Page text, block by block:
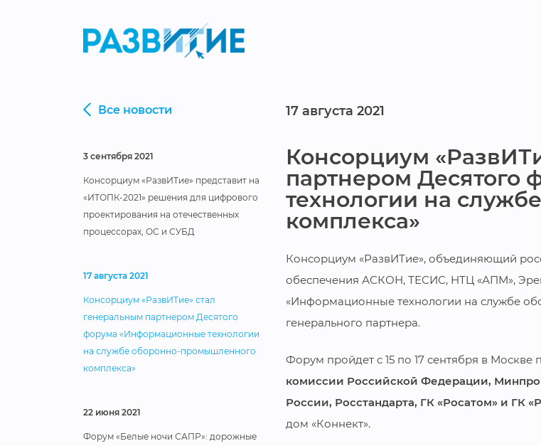
Все новости
3 сентября 2021
Консорциум «РазвИТие» представит на
«ИТОПК-2021» решения для цифрового
проектирования на отечественных
процессорах, ОС и СУБД
17 августа 2021
Консорциум «РазвИТие» стал
генеральным партнером Десятого
форума «Информационные технологии
на службе оборонно-промышленного
комплекса»
22 июня 2021
Форум «Белые ночи САПР»: дорожные
17 августа 2021
Консорциум
партнером
технологии на
комплекса»
Консорциум «РазвИТие», объединяющий
обеспечения АСКОН, ТЕСИС, НТЦ «АПМ»,
«Информационные технологии на службе
генерального партнера.
Форум пройдет с 15 по 17 сентября в Москве
комиссии Российской Федерации,
России, Росстандарта, ГК «Росатом» и ГК
дом «Коннект».